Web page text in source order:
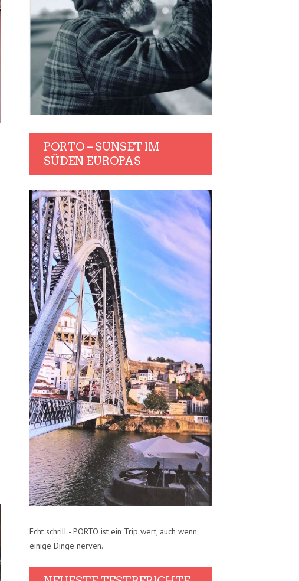
PORTO – SUNSET IM
SÜDEN EUROPAS
Echt schrill - PORTO ist ein Trip wert, auch wenn
einige Dinge nerven.